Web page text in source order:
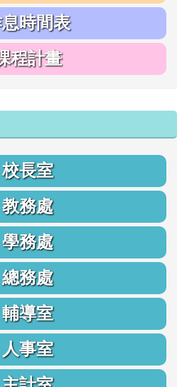
時間表
程計畫
校長室
教務處
學務處
總務處
輔導室
人事室